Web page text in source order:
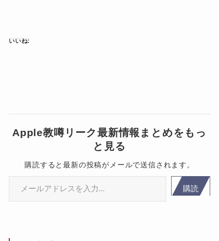
いいね:
Apple教噂リーク最新情報まとめをもっ
と見る
購読すると最新の投稿がメールで送信されます。
メールアドレスを入力...
購読